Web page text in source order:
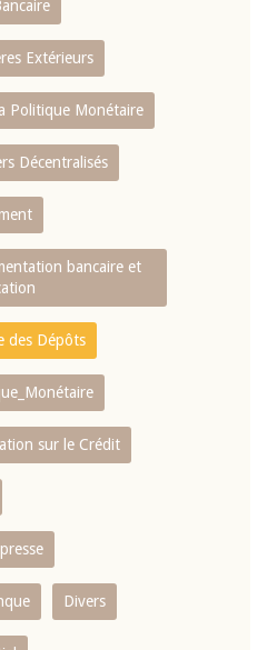
Extérieurs
Politique Monétaire
Décentralisés
bancaire et
des Dépôts
sur le Crédit
Divers